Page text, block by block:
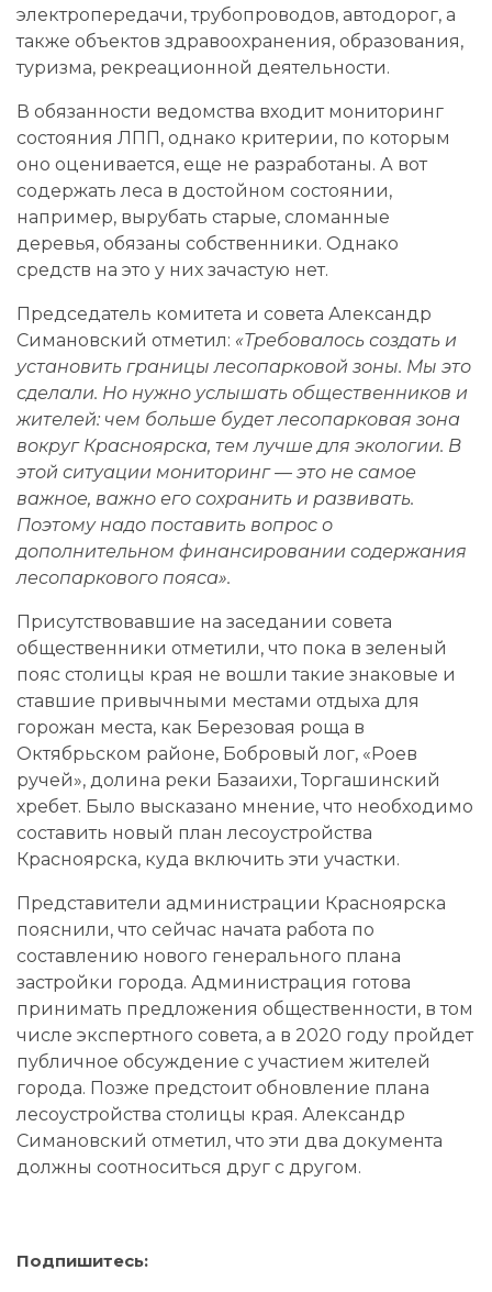
электропередачи, трубопроводов, автодорог, а
также объектов здравоохранения, образования,
туризма, рекреационной деятельности.
В обязанности ведомства входит мониторинг
состояния ЛПП, однако критерии, по которым
оно оценивается, еще не разработаны. А вот
содержать леса в достойном состоянии,
например, вырубать старые, сломанные
деревья, обязаны собственники. Однако
средств на это у них зачастую нет.
Председатель комитета и совета Александр
Симановский отметил: «Требовалось создать и
установить границы лесопарковой зоны. Мы это
сделали. Но нужно услышать общественников и
жителей: чем больше будет лесопарковая зона
вокруг Красноярска, тем лучше для экологии. В
этой ситуации мониторинг — это не самое
важное, важно его сохранить и развивать.
Поэтому надо поставить вопрос о
дополнительном финансировании содержания
лесопаркового пояса».
Присутствовавшие на заседании совета
общественники отметили, что пока в зеленый
пояс столицы края не вошли такие знаковые и
ставшие привычными местами отдыха для
горожан места, как Березовая роща в
Октябрьском районе, Бобровый лог, «Роев
ручей», долина реки Базаихи, Торгашинский
хребет. Было высказано мнение, что необходимо
составить новый план лесоустройства
Красноярска, куда включить эти участки.
Представители администрации Красноярска
пояснили, что сейчас начата работа по
составлению нового генерального плана
застройки города. Администрация готова
принимать предложения общественности, в том
числе экспертного совета, а в 2020 году пройдет
публичное обсуждение с участием жителей
города. Позже предстоит обновление плана
лесоустройства столицы края. Александр
Симановский отметил, что эти два документа
должны соотноситься друг с другом.
Подпишитесь: